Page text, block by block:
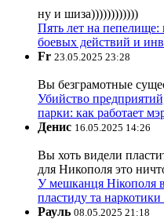
ну и шиза))))))))))))
Пять лет на пепелище:
боевых действий и
Fr 23.05.2025 23:28
Вы безграмотные
Убийство
парки: как работает
Денис 16.05.2025 14:26
Вы хоть видели
для Никополя это
У мешканця Нікополя
пластиду та
Рауль 08.05.2025 21:18